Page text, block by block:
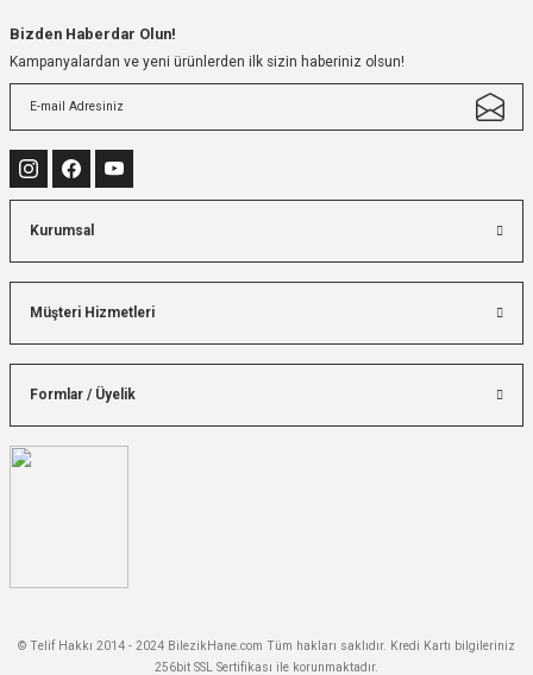
Bizden Haberdar Olun!
Kampanyalardan ve yeni ürünlerden ilk sizin haberiniz olsun!
Kurumsal
Müşteri Hizmetleri
Formlar / Üyelik
© Telif Hakkı 2014 - 2024 BilezikHane.com Tüm hakları saklıdır. Kredi Kartı bilgileriniz
256bit SSL Sertifikası ile korunmaktadır.